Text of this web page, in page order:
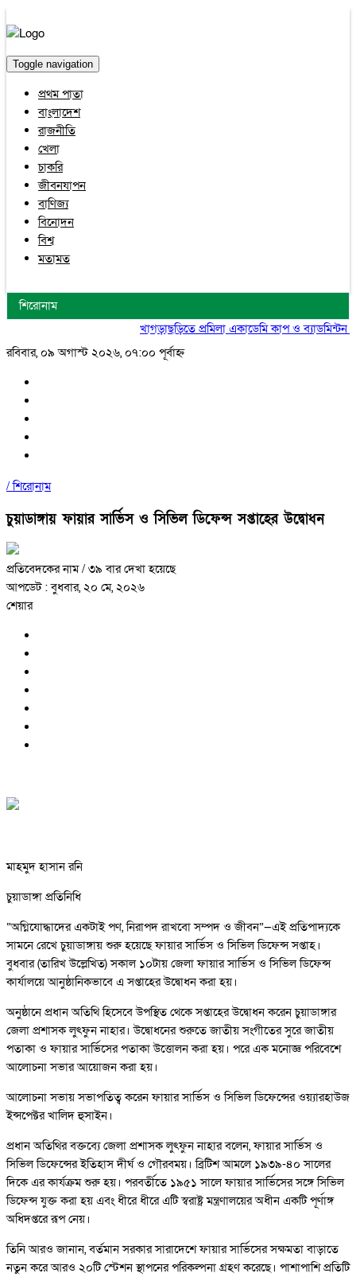
Toggle navigation
প্রথম পাতা
বাংলাদেশ
রাজনীতি
খেলা
চাকরি
জীবনযাপন
বাণিজ্য
বিনোদন
বিশ্ব
মতামত
শিরোনাম
খাগড়াছড়িতে প্রমিলা একাডেমি কাপ ও ব্যাডমিন্টন
রবিবার, ০৯ অগাস্ট ২০২৬, ০৭:০০ পূর্বাহ্ন
/শিরোনাম
চুয়াডাঙ্গায় ফায়ার সার্ভিস ও সিভিল ডিফেন্স সপ্তাহের উদ্বোধন
প্রতিবেদকের নাম/ ৩৯ বার দেখা হয়েছে
আপডেট : বুধবার, ২০ মে, ২০২৬
শেয়ার
মাহমুদ হাসান রনি
চুয়াডাঙ্গা প্রতিনিধি
“অগ্নিযোদ্ধাদের একটাই পণ, নিরাপদ রাখবো সম্পদ ও জীবন”—এই প্রতিপাদ্যকে
সামনে রেখে চুয়াডাঙ্গায় শুরু হয়েছে ফায়ার সার্ভিস ও সিভিল ডিফেন্স সপ্তাহ।
বুধবার (তারিখ উল্লেখিত) সকাল ১০টায় জেলা ফায়ার সার্ভিস ও সিভিল ডিফেন্স
কার্যালয়ে আনুষ্ঠানিকভাবে এ সপ্তাহের উদ্বোধন করা হয়।
অনুষ্ঠানে প্রধান অতিথি হিসেবে উপস্থিত থেকে সপ্তাহের উদ্বোধন করেন চুয়াডাঙ্গার
জেলা প্রশাসক লুৎফুন নাহার। উদ্বোধনের শুরুতে জাতীয় সংগীতের সুরে জাতীয়
পতাকা ও ফায়ার সার্ভিসের পতাকা উত্তোলন করা হয়। পরে এক মনোজ্ঞ পরিবেশে
আলোচনা সভার আয়োজন করা হয়।
আলোচনা সভায় সভাপতিত্ব করেন ফায়ার সার্ভিস ও সিভিল ডিফেন্সের ওয়্যারহাউজ
ইন্সপেক্টর খালিদ হুসাইন।
প্রধান অতিথির বক্তব্যে জেলা প্রশাসক লুৎফুন নাহার বলেন, ফায়ার সার্ভিস ও
সিভিল ডিফেন্সের ইতিহাস দীর্ঘ ও গৌরবময়। ব্রিটিশ আমলে ১৯৩৯-৪০ সালের
দিকে এর কার্যক্রম শুরু হয়। পরবর্তীতে ১৯৫১ সালে ফায়ার সার্ভিসের সঙ্গে সিভিল
ডিফেন্স যুক্ত করা হয় এবং ধীরে ধীরে এটি স্বরাষ্ট্র মন্ত্রণালয়ের অধীন একটি পূর্ণাঙ্গ
অধিদপ্তরে রূপ নেয়।
তিনি আরও জানান, বর্তমান সরকার সারাদেশে ফায়ার সার্ভিসের সক্ষমতা বাড়াতে
নতুন করে আরও ২০টি স্টেশন স্থাপনের পরিকল্পনা গ্রহণ করেছে। পাশাপাশি প্রতিটি